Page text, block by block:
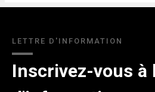
LETTRE D'INFORMATION
Inscrivez-vous à